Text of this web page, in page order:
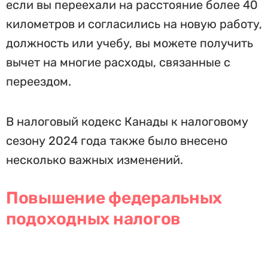
если вы переехали на расстояние более 40
километров и согласились на новую работу,
должность или учебу, вы можете получить
вычет на многие расходы, связанные с
переездом.
В налоговый кодекс Канады к налоговому
сезону 2024 года также было внесено
несколько важных изменений.
Повышение федеральных
подоходных налогов